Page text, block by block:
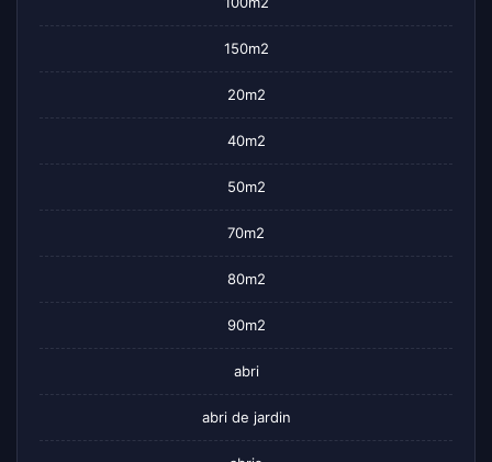
150m2
20m2
40m2
50m2
70m2
80m2
90m2
abri
abri de jardin